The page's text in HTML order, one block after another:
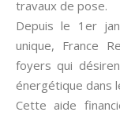
travaux de pose.
Depuis le 1er
unique, France
foyers qui
énergétique dans
Cette aide